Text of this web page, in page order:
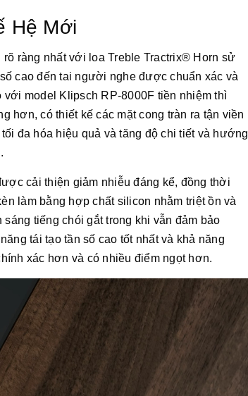
Hệ Mới
ràng nhất với loa Treble Tractrix® Horn sử
cao đến tai người nghe được chuẩn xác và
model Klipsch RP-8000F tiền nhiệm thì
hơn, có thiết kế các mặt cong tràn ra tận viền
đa hóa hiệu quả và tăng độ chi tiết và hướng
cải thiện giảm nhiễu đáng kể, đồng thời
làm bằng hợp chất silicon nhằm triệt ồn và
tiếng chói gắt trong khi vẫn đảm bảo
tái tạo tần số cao tốt nhất và khả năng
xác hơn và có nhiều điểm ngọt hơn.